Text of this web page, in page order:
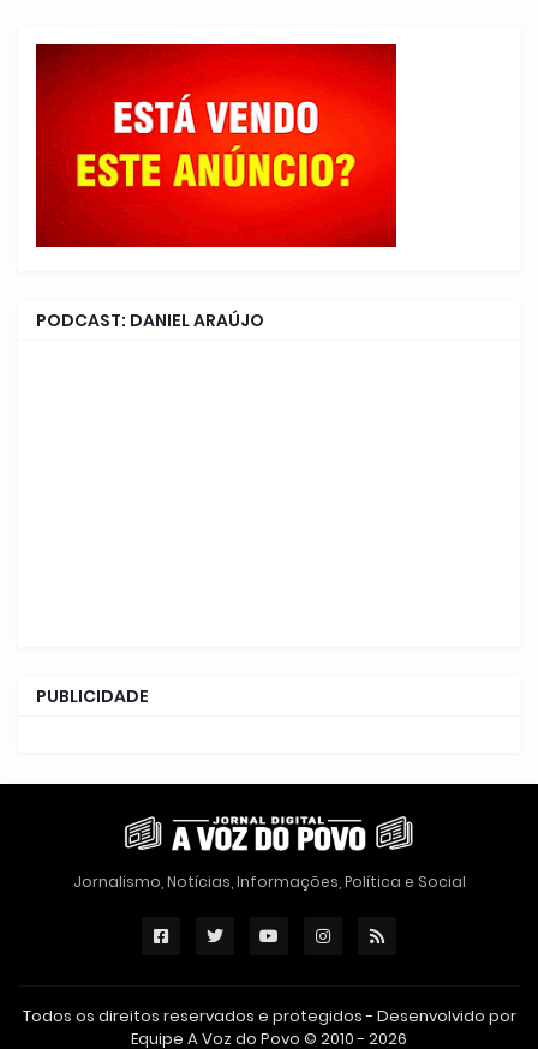
PODCAST: DANIEL ARAÚJO
PUBLICIDADE
Jornalismo, Notícias, Informações, Política e Social
Todos os direitos reservados e protegidos - Desenvolvido por
Equipe A Voz do Povo © 2010 - 2026